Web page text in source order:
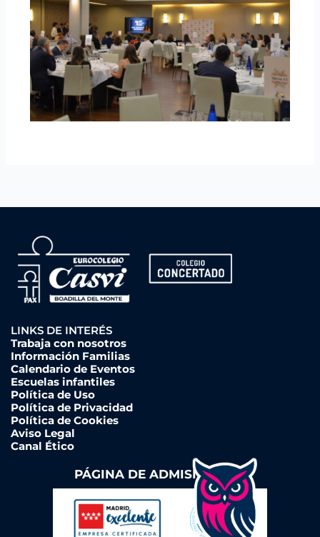
LINKS DE INTERÉS
Trabaja con nosotros
Información Familias
Calendario de Eventos
Escuelas infantiles
Política de Uso
Política de Privacidad
Política de Cookies
Aviso Legal
Canal Ético
PÁGINA DE ADMISIONES ➔